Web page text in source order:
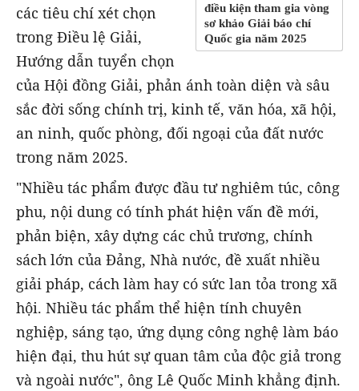
điều kiện tham gia vòng
sơ khảo Giải báo chí
Quốc gia năm 2025
các tiêu chí xét chọn
trong Điều lệ Giải,
Hướng dẫn tuyển chọn
của Hội đồng Giải, phản ánh toàn diện và sâu
sắc đời sống chính trị, kinh tế, văn hóa, xã hội,
an ninh, quốc phòng, đối ngoại của đất nước
trong năm 2025.
"Nhiều tác phẩm được đầu tư nghiêm túc, công
phu, nội dung có tính phát hiện vấn đề mới,
phản biện, xây dựng các chủ trương, chính
sách lớn của Đảng, Nhà nước, đề xuất nhiều
giải pháp, cách làm hay có sức lan tỏa trong xã
hội. Nhiều tác phẩm thể hiện tính chuyên
nghiệp, sáng tạo, ứng dụng công nghệ làm báo
hiện đại, thu hút sự quan tâm của độc giả trong
và ngoài nước", ông Lê Quốc Minh khẳng định.